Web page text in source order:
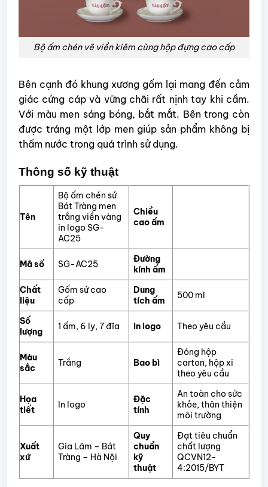
Bộ ấm chén vẽ viền kiêm cùng hộp đựng cao cấp
Bên cạnh đó khung xương gốm lại mang đến cảm
giác cứng cáp và vững chãi rất nịnh tay khi cầm.
Với màu men sáng bóng, bắt mắt. Bên trong còn
được tráng một lớp men giúp sản phẩm không bị
thấm nước trong quá trình sử dụng.
Thông số kỹ thuật
Tên
Bộ ấm chén sứ
Bát Tràng men
trắng viền vàng
in logo SG-
AC25
Chiều
cao ấm
Mã số SG-AC25
Đường
kính ấm
Chất
liệu
Gốm sứ cao
cấp
Dung
tích ấm
500 ml
Số
lượng
1 ấm, 6 ly, 7 đĩa In logo Theo yêu cầu
Màu
sắc
Trắng Bao bì
Đóng hộp
carton, hộp xi
theo yêu cầu
Họa
tiết
In logo
Đặc
tính
An toàn cho sức
khỏe, thân thiện
môi trường
Xuất
xứ
Gia Lâm – Bát
Tràng – Hà Nội
Quy
chuẩn
kỹ
thuật
Đạt tiêu chuẩn
chất lượng
QCVN12-
4:2015/BYT